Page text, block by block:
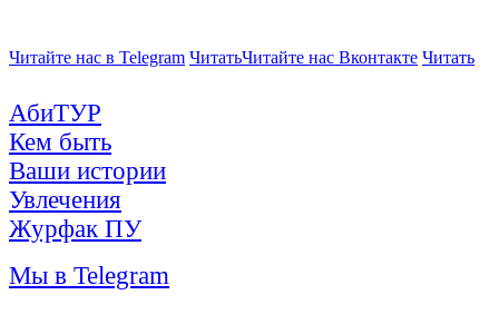
Читайте нас в Telegram ЧитатьЧитайте нас Вконтакте Читать
АбиТУР
Кем быть
Ваши истории
Увлечения
Журфак ПУ
Мы в Telegram